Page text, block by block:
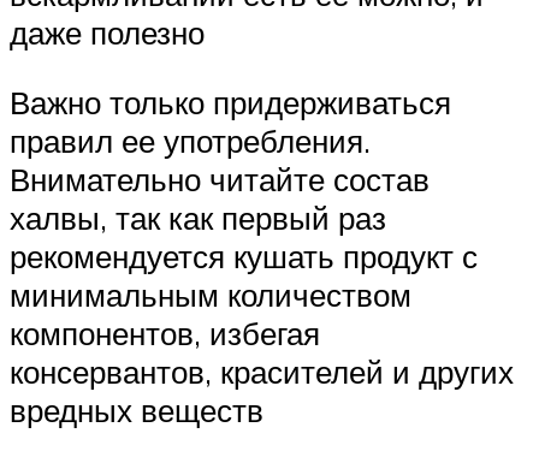
даже полезно
Важно только придерживаться
правил ее употребления.
Внимательно читайте состав
халвы, так как первый раз
рекомендуется кушать продукт с
минимальным количеством
компонентов, избегая
консервантов, красителей и других
вредных веществ